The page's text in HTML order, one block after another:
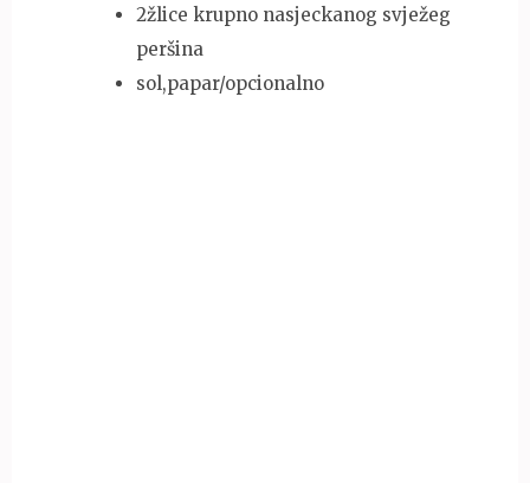
2žlice krupno nasjeckanog svježeg
peršina
sol,papar/opcionalno